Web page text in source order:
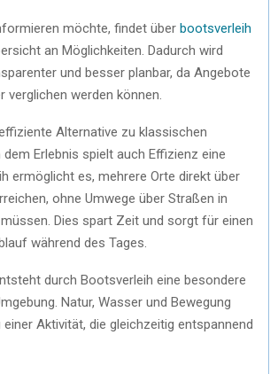
möchte, findet über bootsverleih
an Möglichkeiten. Dadurch wird
und besser planbar, da Angebote
verglichen werden können.
Alternative zu klassischen
Erlebnis spielt auch Effizienz eine
ermöglicht es, mehrere Orte direkt über
ohne Umwege über Straßen in
Dies spart Zeit und sorgt für einen
während des Tages.
durch Bootsverleih eine besondere
Natur, Wasser und Bewegung
Aktivität, die gleichzeitig entspannend